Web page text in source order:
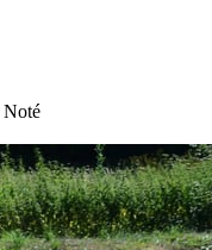
Noté